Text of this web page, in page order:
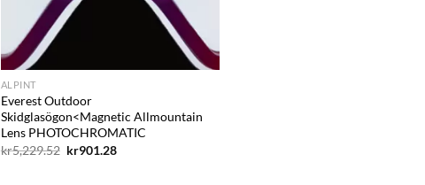
ALPINT
Everest Outdoor
Skidglasögon<Magnetic Allmountain
Lens PHOTOCHROMATIC
kr5,229.52 Det
kr901.28Det